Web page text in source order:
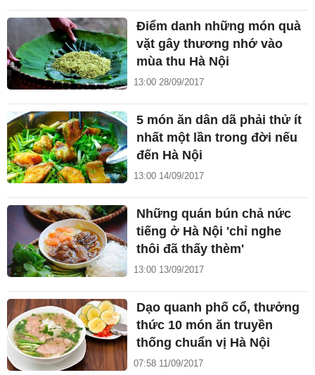
Điểm danh những món quà
vặt gây thương nhớ vào
mùa thu Hà Nội
13:00 28/09/2017
5 món ăn dân dã phải thử ít
nhất một lần trong đời nếu
đến Hà Nội
13:00 14/09/2017
Những quán bún chả nức
tiếng ở Hà Nội 'chỉ nghe
thôi đã thấy thèm'
13:00 13/09/2017
Dạo quanh phố cổ, thưởng
thức 10 món ăn truyền
thống chuẩn vị Hà Nội
07:58 11/09/2017